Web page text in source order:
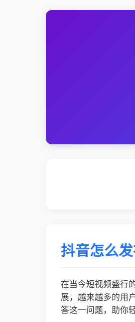
抖音怎么发
在当今短视频盛行
展，越来越多的用
答这一问题，助你